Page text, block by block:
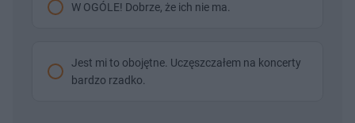
W OGÓLE! Dobrze, że ich nie ma.
Jest mi to obojętne. Uczęszczałem na koncerty
bardzo rzadko.